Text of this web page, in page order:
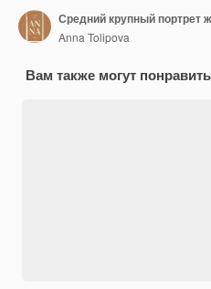
Anna Tolipova
Вам также могут